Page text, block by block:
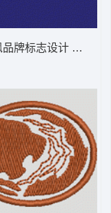
丹枫品牌标志